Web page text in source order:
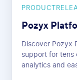
Pozyx
Discover Pozyx
support for tens
analytics and